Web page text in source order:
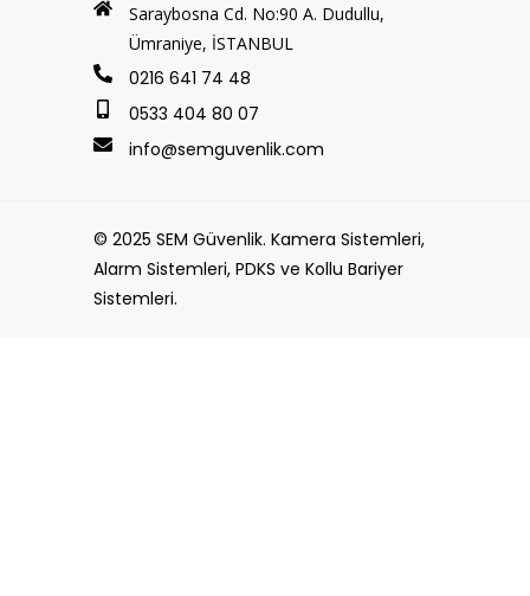
Saraybosna Cd. No:90 A. Dudullu,
Ümraniye, İSTANBUL
0216 641 74 48
0533 404 80 07
info@semguvenlik.com
© 2025 SEM Güvenlik. Kamera Sistemleri,
Alarm Sistemleri, PDKS ve Kollu Bariyer
Sistemleri.